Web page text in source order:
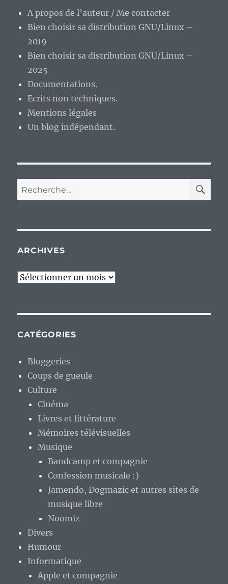
A propos de l’auteur / Me contacter
Bien choisir sa distribution GNU/Linux –
2019
Bien choisir sa distribution GNU/Linux –
2025
Documentations.
Ecrits non techniques.
Mentions légales
Un blog indépendant.
Recherche
pour :
ARCHIVES
Archives
CATÉGORIES
Bloggeries
Coups de gueule
Culture
Cinéma
Livres et littérature
Mémoires télévisuelles
Musique
Bandcamp et compagnie
Confession musicale :)
Jamendo, Dogmazic et autres sites de
musique libre
Noomiz
Divers
Humour
Informatique
Apple et compagnie